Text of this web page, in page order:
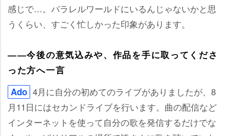
感じで…。パラレルワールドにいるんじゃないかと思
うくらい、すごく忙しかった印象があります。
――今後の意気込みや、作品を手に取ってくださ
った方へ一言
Ado 4月に自分の初めてのライブがありましたが、8
月11日にはセカンドライブを行います。曲の配信など
インターネットを使って自分の歌を発信するだけでな